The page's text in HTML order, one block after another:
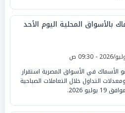
بالأسواق المحلية اليوم الأحد
الأسماك في الأسواق المصرية استقرار
التداول خلال التعاملات الصباحية
2026.